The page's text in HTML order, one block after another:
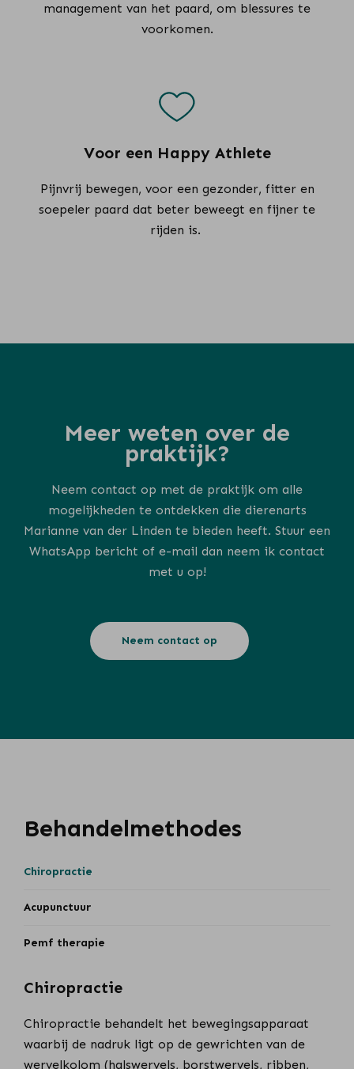
management van het paard, om blessures te
voorkomen.
Voor een Happy Athlete
Pijnvrij bewegen, voor een gezonder, fitter en
soepeler paard dat beter beweegt en fijner te
rijden is.
Meer weten over de
praktijk?
Neem contact op met de praktijk om alle
mogelijkheden te ontdekken die dierenarts
Marianne van der Linden te bieden heeft. Stuur een
WhatsApp bericht of e-mail dan neem ik contact
met u op!
Neem contact op
Behandelmethodes
Chiropractie
Acupunctuur
Pemf therapie
Chiropractie
Chiropractie behandelt het bewegingsapparaat
waarbij de nadruk ligt op de gewrichten van de
wervelkolom (halswervels, borstwervels, ribben,